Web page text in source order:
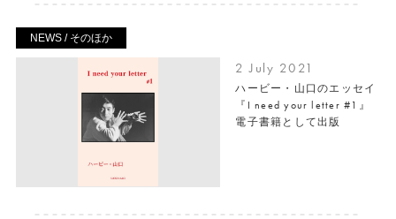
NEWS / そのほか
2 July 2021
ハービー・山口のエッセイ
『I need your letter #1』
電子書籍として出版